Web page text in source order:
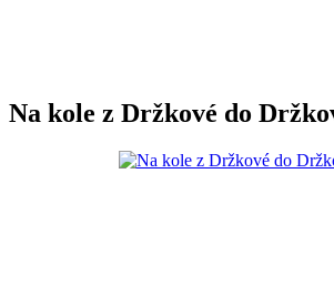
Na kole z Držkové do